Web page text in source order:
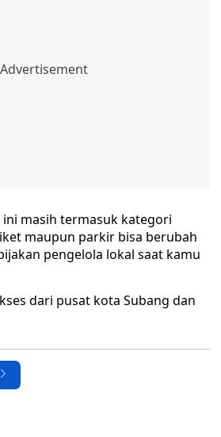
ini masih termasuk kategori
maupun parkir bisa berubah
pengelola lokal saat kamu
dari pusat kota Subang dan